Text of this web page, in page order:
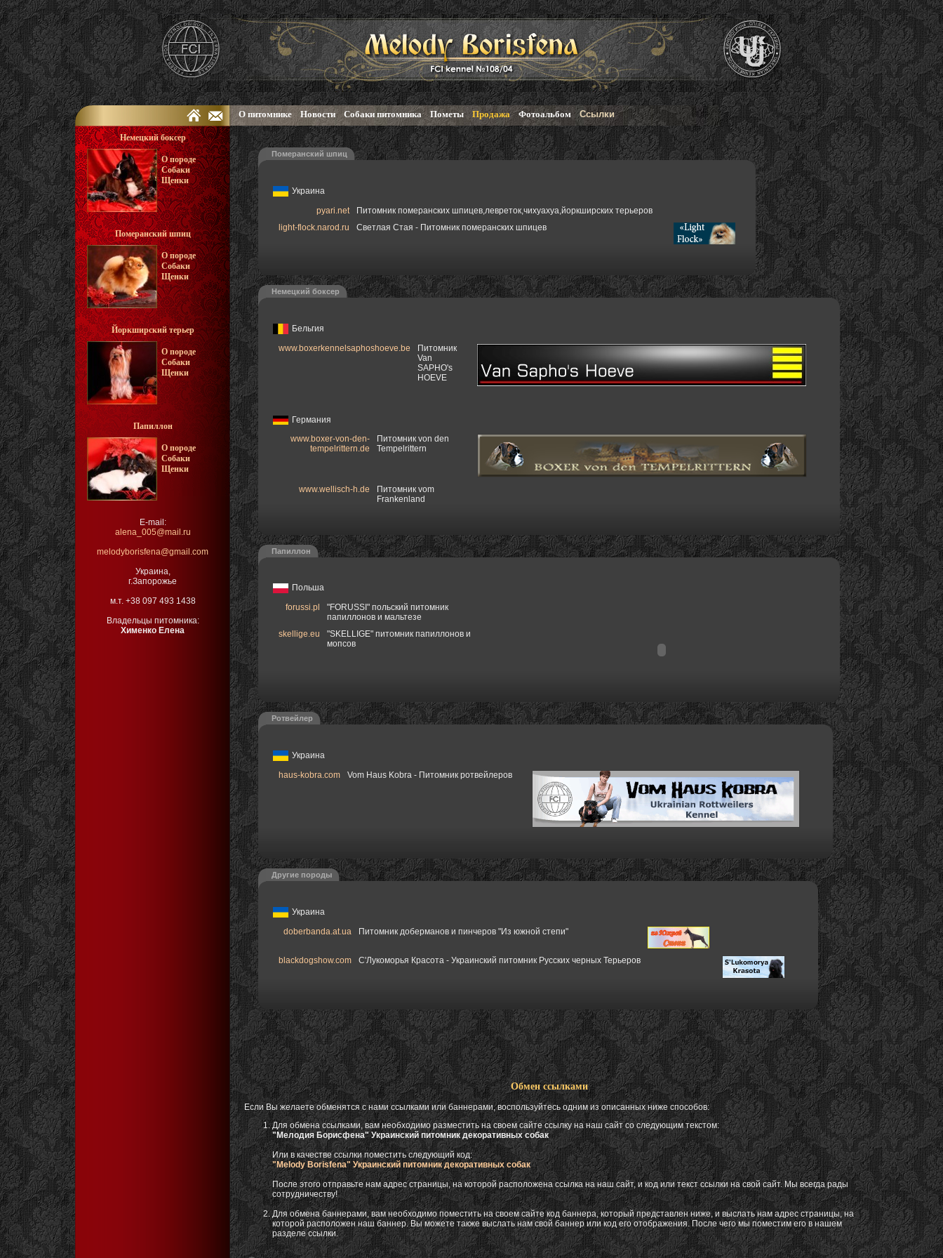
Немецкий боксер
О породе
Собаки
Щенки
Померанский шпиц
О породе
Собаки
Щенки
Йоркширский терьер
О породе
Собаки
Щенки
Папиллон
О породе
Собаки
Щенки
E-mail:
alena_005@mail.ru
melodyborisfena@gmail.com
Украина,
г.Запорожье
м.т. +38 097 493 1438
Владельцы питомника:
Хименко Елена
О питомнике Новости Собаки питомника Пометы Продажа Фотоальбом Ссылки
Померанский шпиц
Украина
pyari.net
Питомник померанских шпицев,левреток,чихуахуа,йоркширских терьеров
light-flock.narod.ru
Светлая Стая - Питомник померанских шпицев
Немецкий боксер
Бельгия
www.boxerkennelsaphoshoeve.be
Питомник
Van
SAPHO's
HOEVE
Германия
www.boxer-von-den-
tempelrittern.de
Питомник von den
Tempelrittern
www.wellisch-h.de
Питомник vom
Frankenland
Папиллон
Польша
forussi.pl
"FORUSSI" польский питомник
папиллонов и мальтезе
skellige.eu
"SKELLIGE" питомник папиллонов и
мопсов
Ротвейлер
Украина
haus-kobra.com Vom Haus Kobra - Питомник ротвейлеров
Другие породы
Украина
doberbanda.at.ua Питомник доберманов и пинчеров "Из южной степи"
blackdogshow.com С'Лукоморья Красота - Украинский питомник Русских черных Терьеров
Обмен ссылками
Если Вы желаете обменятся с нами ссылками или баннерами, воспользуйтесь одним из описанных ниже способов:
Для обмена ссылками, вам необходимо разместить на своем сайте ссылку на наш сайт со следующим текстом:
"Мелодия Борисфена" Украинский питомник декоративных собак
Или в качестве ссылки поместить следующий код:
"Melody Borisfena" Украинский питомник декоративных собак
После этого отправьте нам адрес страницы, на которой расположена ссылка на наш сайт, и код или текст ссылки на свой сайт. Мы всегда рады
сотрудничеству!
Для обмена баннерами, вам необходимо поместить на своем сайте код баннера, который представлен ниже, и выслать нам адрес страницы, на
которой расположен наш баннер. Вы можете также выслать нам свой баннер или код его отображения. После чего мы поместим его в нашем
разделе ссылки.